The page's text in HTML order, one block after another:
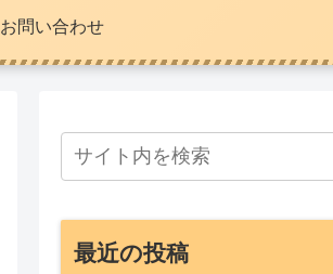
お問い合わせ
最近の投稿